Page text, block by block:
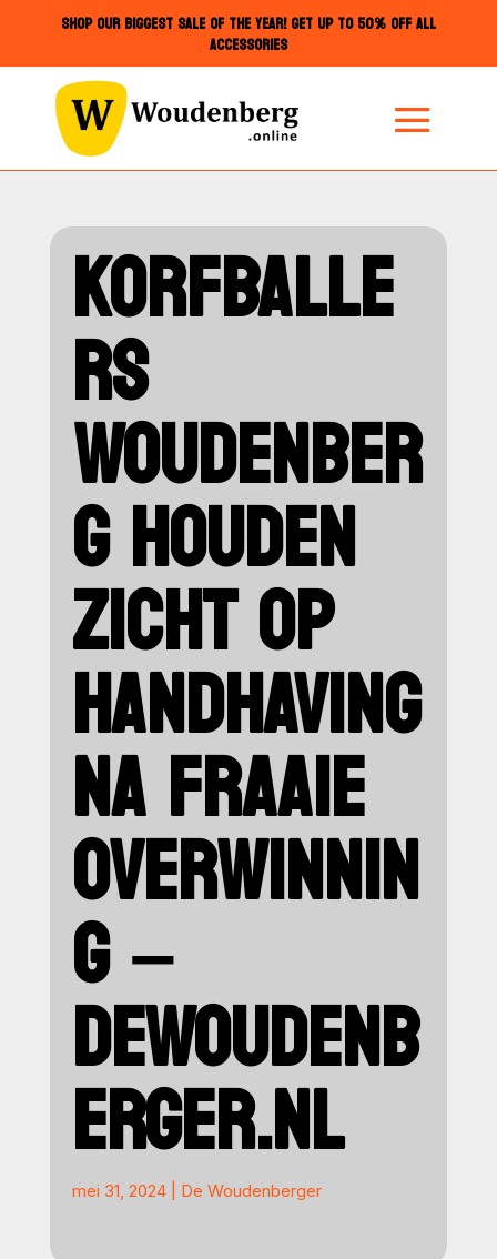
SHOP OUR BIGGEST SALE OF THE YEAR! GET UP TO 50% OFF ALL
ACCESSORIES
KORFBALLE
RS
WOUDENBER
G HOUDEN
ZICHT OP
HANDHAVING
NA FRAAIE
OVERWINNIN
G –
DEWOUDENB
ERGER.NL
mei 31, 2024| De Woudenberger